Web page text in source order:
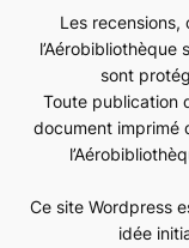
Les
l’Aérobibliothèque
sont
Toute publication
document imprimé
Ce site Wordpress
idée